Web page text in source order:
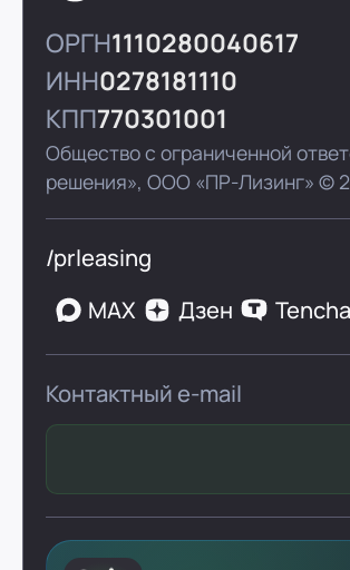
ОРГН1110280040617
ИНН0278181110
КПП770301001
Общество с ограниченной
решения»,ООО «ПР-Лизинг» ©
/prleasing
MAX
Дзен
Контактный e-mail